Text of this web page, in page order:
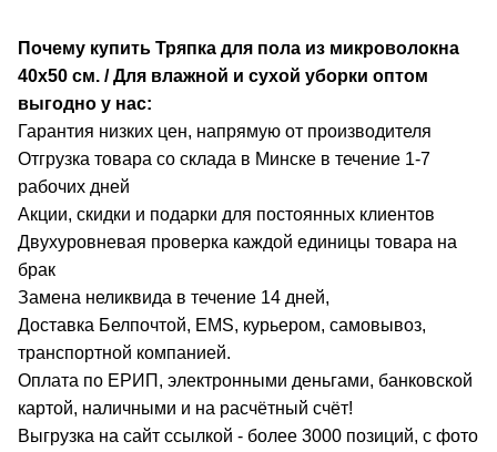
Почему купить Тряпка для пола из микроволокна
40х50 см. / Для влажной и сухой уборки оптом
выгодно у нас:
Гарантия низких цен, напрямую от производителя
Отгрузка товара со склада в Минске в течение 1-7
рабочих дней
Акции, скидки и подарки для постоянных клиентов
Двухуровневая проверка каждой единицы товара на
брак
Замена неликвида в течение 14 дней,
Доставка Белпочтой, EMS, курьером, самовывоз,
транспортной компанией.
Оплата по ЕРИП, электронными деньгами, банковской
картой, наличными и на расчётный счёт!
Выгрузка на сайт ссылкой - более 3000 позиций, с фото